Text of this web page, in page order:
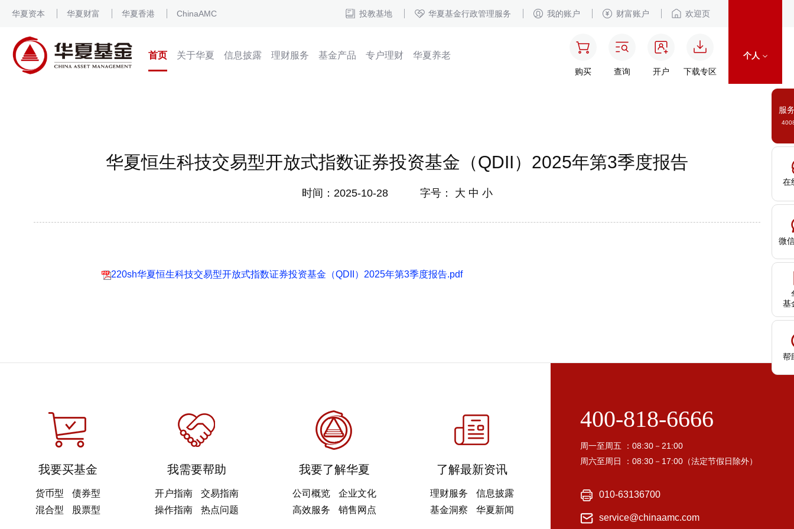
服
在
微
基
帮
华夏资本 华夏财富 华夏香港 ChinaAMC 投教基地 华夏基金行政管理服务 我的账户 财富账户 欢迎页
首页 关于华夏 信息披露 理财服务 基金产品 专户理财 华夏养老
购买 查询 开户 下载专区
个人
华夏恒生科技交易型开放式指数证券投资基金（QDII）2025年第3季度报告
时间：2025-10-28 字号： 大 中 小
220sh华夏恒生科技交易型开放式指数证券投资基金（QDII）2025年第3季度报告.pdf
我要买基金
货币型
债券型
混合型
股票型
我需要帮助
开户指南
交易指南
操作指南
热点问题
我要了解华夏
公司概览
企业文化
高效服务
销售网点
了解最新资讯
理财服务
信息披露
基金洞察
华夏新闻
400-818-6666
周一至周五 ：08:30－21:00
周六至周日 ：08:30－17:00（法定节假日除外）
010-63136700
service@chinaamc.com